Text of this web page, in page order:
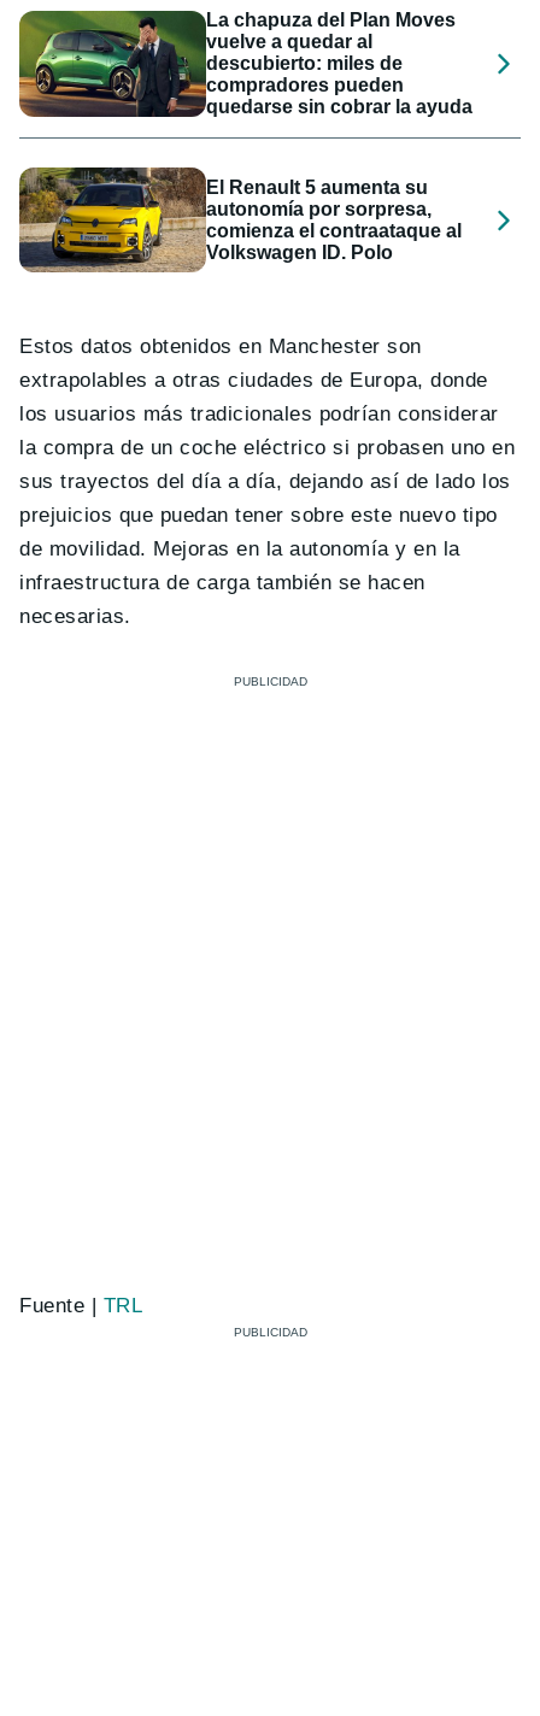
La chapuza del Plan Moves
vuelve a quedar al
descubierto: miles de
compradores pueden
quedarse sin cobrar la ayuda
El Renault 5 aumenta su
autonomía por sorpresa,
comienza el contraataque al
Volkswagen ID. Polo
Estos datos obtenidos en Manchester son
extrapolables a otras ciudades de Europa, donde
los usuarios más tradicionales podrían considerar
la compra de un coche eléctrico si probasen uno en
sus trayectos del día a día, dejando así de lado los
prejuicios que puedan tener sobre este nuevo tipo
de movilidad. Mejoras en la autonomía y en la
infraestructura de carga también se hacen
necesarias.
Fuente | TRL